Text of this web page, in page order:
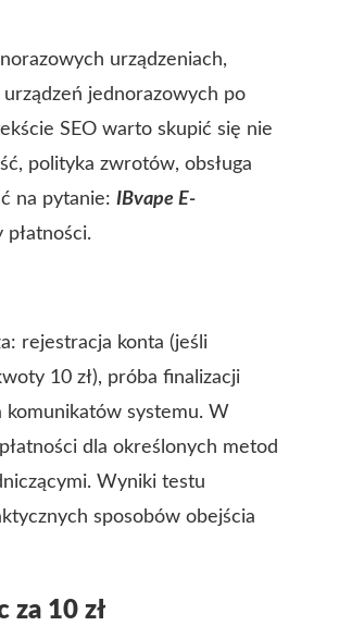
urządzeniach,
jednorazowych po
SEO warto skupić się nie
polityka zwrotów, obsługa
na pytanie: IBvape E-
rejestracja konta (jeśli
10 zł), próba finalizacji
komunikatów systemu. W
dla określonych metod
Wyniki testu
sposobów obejścia
za 10 zł